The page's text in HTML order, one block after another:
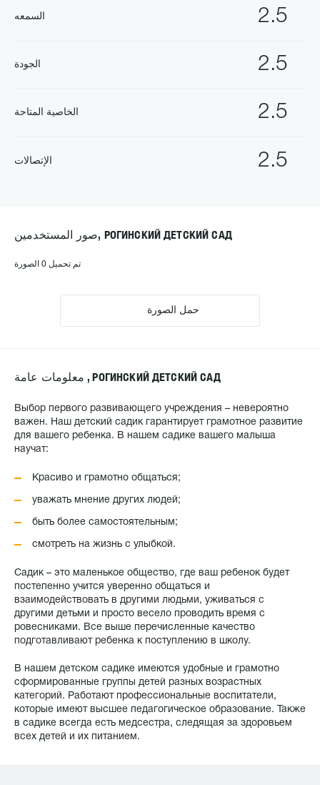
2.5 السمعه
2.5 الجودة
2.5 الخاصية المتاحة
2.5 الإتصالات
صور المستخدمين, РОГИНСКИЙ ДЕТСКИЙ САД
تم تحميل 0 الصورة
حمل الصورة
معلومات عامة , РОГИНСКИЙ ДЕТСКИЙ САД
Выбор первого развивающего учреждения – невероятно
важен. Наш детский садик гарантирует грамотное развитие
для вашего ребенка. В нашем садике вашего малыша
научат:
Красиво и грамотно общаться;
уважать мнение других людей;
быть более самостоятельным;
смотреть на жизнь с улыбкой.
Садик – это маленькое общество, где ваш ребенок будет
постепенно учится уверенно общаться и
взаимодействовать в другими людьми, уживаться с
другими детьми и просто весело проводить время с
ровесниками. Все выше перечисленные качество
подготавливают ребенка к поступлению в школу.
В нашем детском садике имеются удобные и грамотно
сформированные группы детей разных возрастных
категорий. Работают профессиональные воспитатели,
которые имеют высшее педагогическое образование. Также
в садике всегда есть медсестра, следящая за здоровьем
всех детей и их питанием.